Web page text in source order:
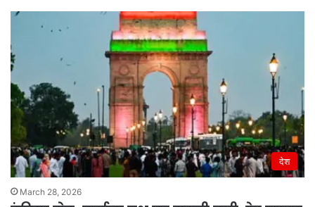
देश
March 28, 2026